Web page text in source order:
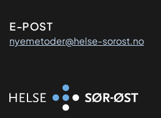
E-POST
nyemetoder@helse-sorost.no
Organisasjon